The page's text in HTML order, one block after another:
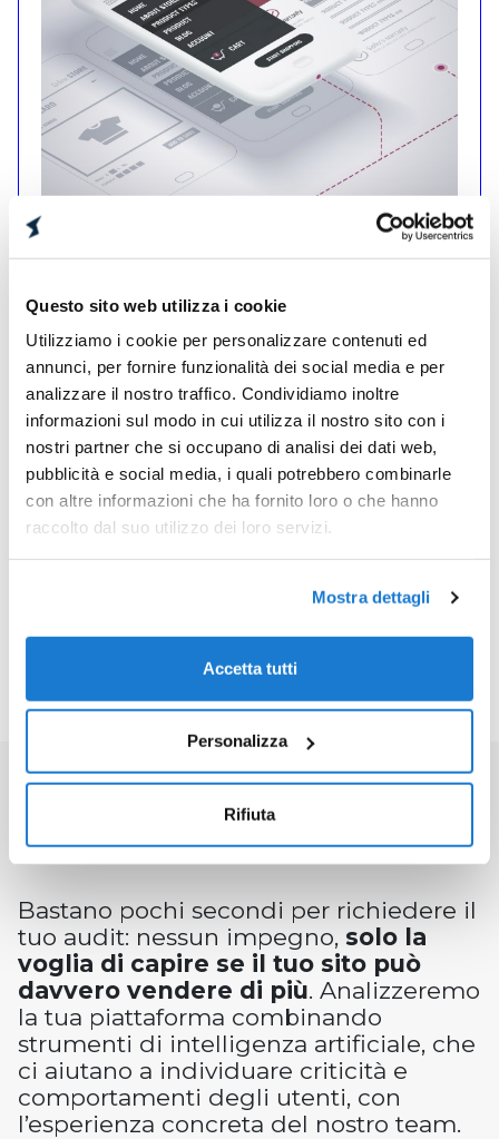
Questo sito web utilizza i cookie
Utilizziamo i cookie per personalizzare contenuti ed
annunci, per fornire funzionalità dei social media e per
analizzare il nostro traffico. Condividiamo inoltre
informazioni sul modo in cui utilizza il nostro sito con i
nostri partner che si occupano di analisi dei dati web,
pubblicità e social media, i quali potrebbero combinarle
con altre informazioni che ha fornito loro o che hanno
raccolto dal suo utilizzo dei loro servizi.
Mostra dettagli
Accetta tutti
Personalizza
Rifiuta
ANALISI UX DETTAGLIATA
Valutazione completa dell’esperienza utente
del tuo sito
HEATMAP
PROBLEMI CRITICI
PIANO D'AZIONE
COME RICHIEDERE L’AUDIT
Bastano pochi secondi per richiedere il
tuo audit: nessun impegno, solo la
voglia di capire se il tuo sito può
davvero vendere di più. Analizzeremo
la tua piattaforma combinando
strumenti di intelligenza artificiale, che
ci aiutano a individuare criticità e
comportamenti degli utenti, con
l’esperienza concreta del nostro team.